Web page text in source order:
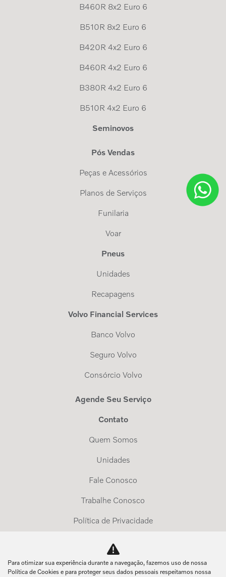
B460R 8x2 Euro 6
B510R 8x2 Euro 6
B420R 4x2 Euro 6
B460R 4x2 Euro 6
B380R 4x2 Euro 6
B510R 4x2 Euro 6
Seminovos
Pós Vendas
Peças e Acessórios
Planos de Serviços
Funilaria
Voar
Pneus
Unidades
Recapagens
Volvo Financial Services
Banco Volvo
Seguro Volvo
Consórcio Volvo
Agende Seu Serviço
Contato
Quem Somos
Unidades
Fale Conosco
Trabalhe Conosco
Política de Privacidade
No trânsito, enxergar o outro salva vidas.
Para otimizar sua experiência durante a navegação, fazemos uso de nossa
Política de Cookies e para proteger seus dados pessoais respeitamos nossa